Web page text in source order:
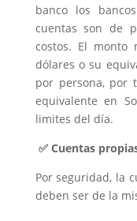
banco los
cuentas son de
costos. El monto
dólares o su
por persona, por
equivalente en
limites del día.
✅ Cuentas
Por seguridad, la
deben ser de la